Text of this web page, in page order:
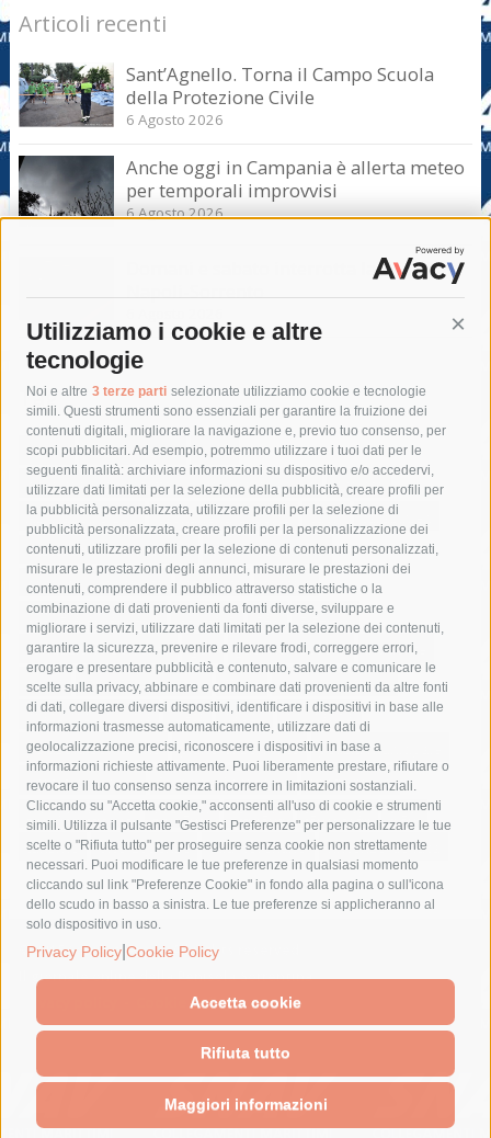
Utilizziamo i cookie e altre
tecnologie
Noi e altre 3 terze parti selezionate utilizziamo cookie e tecnologie
simili. Questi strumenti sono essenziali per garantire la fruizione dei
contenuti digitali, migliorare la navigazione e, previo tuo consenso, per
scopi pubblicitari. Ad esempio, potremmo utilizzare i tuoi dati per le
seguenti finalità: archiviare informazioni su dispositivo e/o accedervi,
utilizzare dati limitati per la selezione della pubblicità, creare profili per
la pubblicità personalizzata, utilizzare profili per la selezione di
pubblicità personalizzata, creare profili per la personalizzazione dei
contenuti, utilizzare profili per la selezione di contenuti personalizzati,
misurare le prestazioni degli annunci, misurare le prestazioni dei
contenuti, comprendere il pubblico attraverso statistiche o la
combinazione di dati provenienti da fonti diverse, sviluppare e
migliorare i servizi, utilizzare dati limitati per la selezione dei contenuti,
garantire la sicurezza, prevenire e rilevare frodi, correggere errori,
erogare e presentare pubblicità e contenuto, salvare e comunicare le
scelte sulla privacy, abbinare e combinare dati provenienti da altre fonti
di dati, collegare diversi dispositivi, identificare i dispositivi in base alle
informazioni trasmesse automaticamente, utilizzare dati di
geolocalizzazione precisi, riconoscere i dispositivi in base a
informazioni richieste attivamente. Puoi liberamente prestare, rifiutare o
revocare il tuo consenso senza incorrere in limitazioni sostanziali.
Cliccando su "Accetta cookie," acconsenti all'uso di cookie e strumenti
simili. Utilizza il pulsante "Gestisci Preferenze" per personalizzare le tue
scelte o "Rifiuta tutto" per proseguire senza cookie non strettamente
necessari. Puoi modificare le tue preferenze in qualsiasi momento
cliccando sul link "Preferenze Cookie" in fondo alla pagina o sull'icona
dello scudo in basso a sinistra. Le tue preferenze si applicheranno al
solo dispositivo in uso.
Privacy Policy Cookie Policy
Accetta cookie
Rifiuta tutto
Maggiori informazioni
Articoli recenti
Sant’Agnello. Torna il Campo Scuola
della Protezione Civile
6 Agosto 2026
Anche oggi in Campania è allerta meteo
per temporali improvvisi
6 Agosto 2026
Domani e sabato interrotta la linea Eav
Napoli-Sorrento
Tag
acqua allerta meteo
anas
area marina protetta di punta campanella
arresto
Asl Napoli 3 sud
capitaneria di porto capri
carabinieri
castellammare di stabia
circumvesuviana
comune di sorrento
concerto
contagi
costiera amalfitana
covid-19 eav
elezioni
fondazione sorrento
gori guardia costiera
incidente
lavori
lorenzo balducelli mare
massa lubrense
massimo coppola
Meta napoli
ordinanza
penisola sorrentina
piano di sorrento
polizia municipale
protezione civile
Regione Campania
sant'agnello
sindaco cuomo
sorrento studenti temporali
treni
turismo
Vico Equense villa fiorentino vincenzo de luca
© 2015 SorrentoPress. All rights reserved.
Il giornale online della Penisola Sorrentina
Cookie Policy